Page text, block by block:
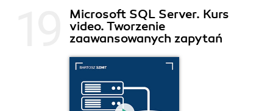
Microsoft SQL Server. Kurs
video. Tworzenie
zaawansowanych zapytań